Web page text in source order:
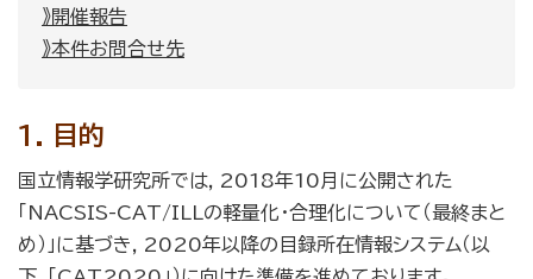
》開催報告
》本件お問合せ先
1. 目的
国立情報学研究所では，2018年10月に公開された
「NACSIS-CAT/ILLの軽量化・合理化について（最終まと
め）」に基づき，2020年以降の目録所在情報システム（以